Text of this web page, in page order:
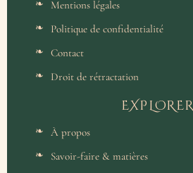
Mentions légales
Politique de confidentialité
Contact
Droit de rétractation
EXPLORER
À propos
Savoir-faire & matières